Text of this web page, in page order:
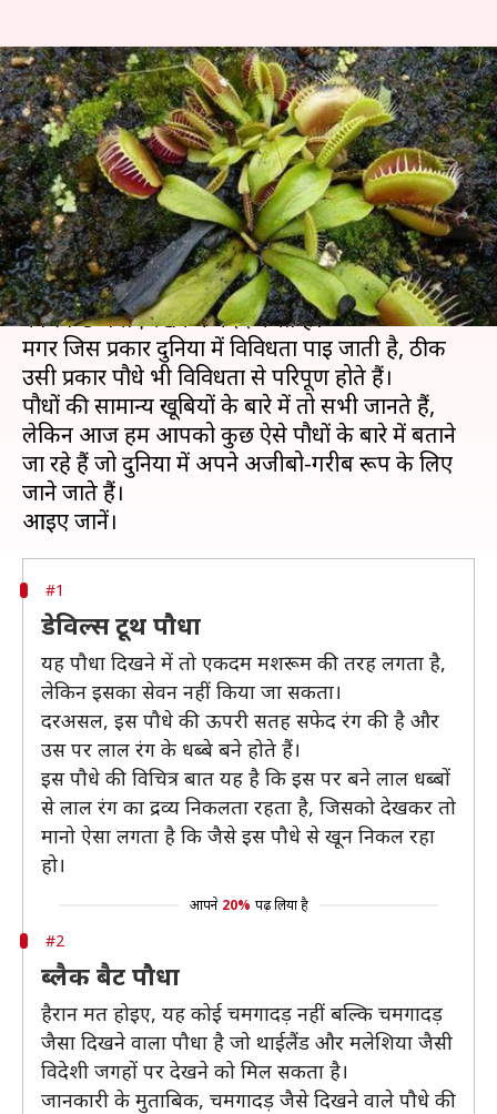
दुनिया के पांच अजीबो-गरीब पौधे,
जिनको देखने भर से ही डर जाते हैं
लोग
लेखन अंजली Feb 25, 2020 09:15 pm
क्या है खबर?
पौधे पर्यावरण का प्रमुख भाग हैं, क्योंकि पौधे वातावरण
को स्वच्छ बनाए रखने में मदद करते हैं।
मगर जिस प्रकार दुनिया में विविधता पाई जाती है, ठीक
उसी प्रकार पौधे भी विविधता से परिपूर्ण होते हैं।
पौधों की सामान्य खूबियों के बारे में तो सभी जानते हैं,
लेकिन आज हम आपको कुछ ऐसे पौधों के बारे में बताने
जा रहे हैं जो दुनिया में अपने अजीबो-गरीब रूप के लिए
जाने जाते हैं।
#1
डेविल्स टूथ पौधा
यह पौधा दिखने में तो एकदम मशरूम की तरह लगता है,
लेकिन इसका सेवन नहीं किया जा सकता।
दरअसल, इस पौधे की ऊपरी सतह सफेद रंग की है और
उस पर लाल रंग के धब्बे बने होते हैं।
इस पौधे की विचित्र बात यह है कि इस पर बने लाल धब्बों
से लाल रंग का द्रव्य निकलता रहता है, जिसको देखकर तो
मानो ऐसा लगता है कि जैसे इस पौधे से खून निकल रहा
हो।
आपने 20% पढ़ लिया है
#2
ब्लैक बैट पौधा
हैरान मत होइए, यह कोई चमगादड़ नहीं बल्कि चमगादड़
जैसा दिखने वाला पौधा है जो थाईलैंड और मलेशिया जैसी
विदेशी जगहों पर देखने को मिल सकता है।
जानकारी के मुताबिक, चमगादड़ जैसे दिखने वाले पौधे की